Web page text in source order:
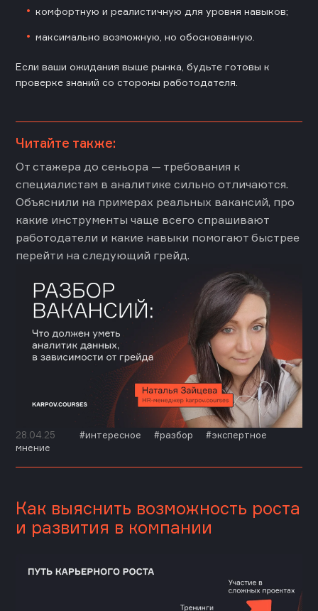
комфортную и реалистичную для уровня навыков;
максимально возможную, но обоснованную.
Если ваши ожидания выше рынка, будьте готовы к
проверке знаний со стороны работодателя.
Читайте также:
От стажера до сеньора — требования к
специалистам в аналитике сильно отличаются.
Объяснили на примерах реальных вакансий, про
какие инструменты чаще всего спрашивают
работодатели и какие навыки помогают быстрее
перейти на следующий грейд.
28.04.25 интересное разбор
экспертное
мнение
Как выяснить возможность роста
и развития в компании